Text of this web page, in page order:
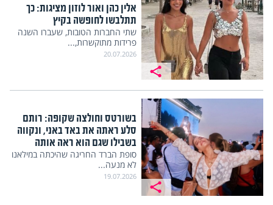
אלין כהן ואור לוזון מציגות: כך
תתלבשו לחופשה בקיץ
שתי החברות הטובות, שעברו השנה
פרידות מתוקשרות,...
20.07.2026
בשורטס וחולצה שקופה: רותם
סלע ראתה את באד באני, ונקווה
בשבילו שגם הוא ראה אותה
סופת הברד החריגה שהיכתה במילאנו
לא מנעה...
19.07.2026